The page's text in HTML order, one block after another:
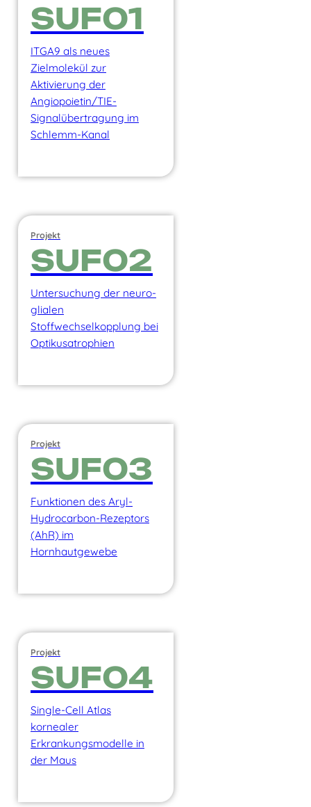
SUF01
ITGA9 als neues
Zielmolekül zur
Aktivierung der
Angiopoietin/TIE-
Signalübertragung im
Schlemm-Kanal
Projekt
SUF02
Untersuchung der neuro-
glialen
Stoffwechselkopplung bei
Optikusatrophien
Projekt
SUF03
Funktionen des Aryl-
Hydrocarbon-Rezeptors
(AhR) im
Hornhautgewebe
Projekt
SUF04
Single-Cell Atlas
kornealer
Erkrankungsmodelle in
der Maus